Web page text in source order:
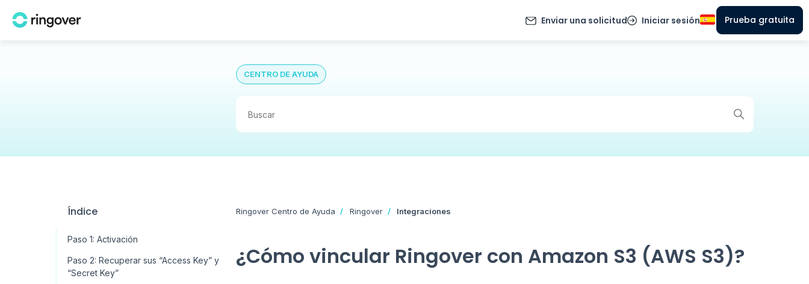
Enviar una solicitud Iniciar sesión Prueba gratuita
CENTRO DE AYUDA
Índice
Paso 1: Activación
Paso 2: Recuperar sus “Access Key” y
“Secret Key”
Ringover Centro de Ayuda Ringover Integraciones
¿Cómo vincular Ringover con Amazon S3 (AWS S3)?